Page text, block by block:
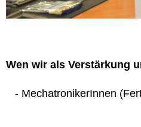
Wen wir als Verstärkung
- MechatronikerInnen